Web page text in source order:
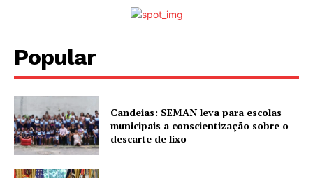
Popular
Candeias: SEMAN leva para escolas
municipais a conscientização sobre o
descarte de lixo